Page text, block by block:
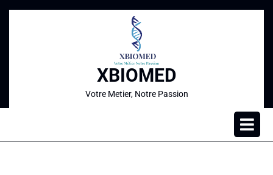
XBIOMED
Votre Metier, Notre Passion